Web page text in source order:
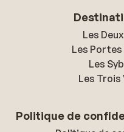
Les
Les Portes
Les
Les Trois
Politique de